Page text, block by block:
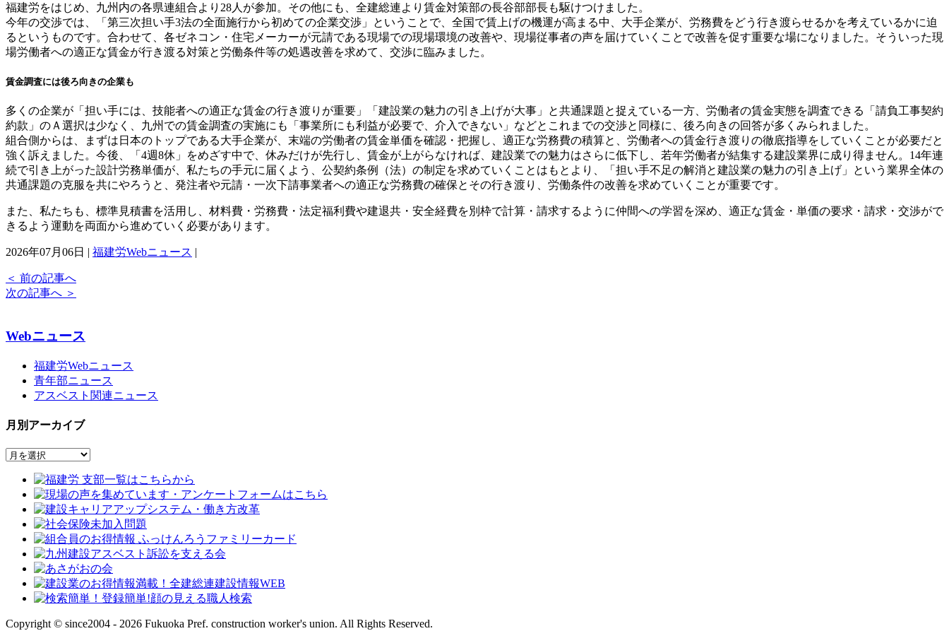
福建労をはじめ、九州内の各県連組合より28人が参加。その他にも、全建総連より賃金対策部の長谷部部長も駆けつけました。
今年の交渉では、「第三次担い手3法の全面施行から初めての企業交渉」ということで、全国で賃上げの機運が高まる中、大手企業が、労務費をどう行き渡らせるかを考えているかに迫
るというものです。合わせて、各ゼネコン・住宅メーカーが元請である現場での現場環境の改善や、現場従事者の声を届けていくことで改善を促す重要な場になりました。そういった現
場労働者への適正な賃金が行き渡る対策と労働条件等の処遇改善を求めて、交渉に臨みました。
賃金調査には後ろ向きの企業も
多くの企業が「担い手には、技能者への適正な賃金の行き渡りが重要」「建設業の魅力の引き上げが大事」と共通課題と捉えている一方、労働者の賃金実態を調査できる「請負工事契約
約款」のＡ選択は少なく、九州での賃金調査の実施にも「事業所にも利益が必要で、介入できない」などとこれまでの交渉と同様に、後ろ向きの回答が多くみられました。
組合側からは、まずは日本のトップである大手企業が、末端の労働者の賃金単価を確認・把握し、適正な労務費の積算と、労働者への賃金行き渡りの徹底指導をしていくことが必要だと
強く訴えました。今後、「4週8休」をめざす中で、休みだけが先行し、賃金が上がらなければ、建設業での魅力はさらに低下し、若年労働者が結集する建設業界に成り得ません。14年連
続で引き上がった設計労務単価が、私たちの手元に届くよう、公契約条例（法）の制定を求めていくことはもとより、「担い手不足の解消と建設業の魅力の引き上げ」という業界全体の
共通課題の克服を共にやろうと、発注者や元請・一次下請事業者への適正な労務費の確保とその行き渡り、労働条件の改善を求めていくことが重要です。
また、私たちも、標準見積書を活用し、材料費・労務費・法定福利費や建退共・安全経費を別枠で計算・請求するように仲間への学習を深め、適正な賃金・単価の要求・請求・交渉がで
きるよう運動を両面から進めていく必要があります。
2026年07月06日 | 福建労Webニュース |
＜ 前の記事へ
次の記事へ ＞
Webニュース
福建労Webニュース
青年部ニュース
アスベスト関連ニュース
月別アーカイブ
Copyright © since2004 - 2026 Fukuoka Pref. construction worker's union. All Rights Reserved.